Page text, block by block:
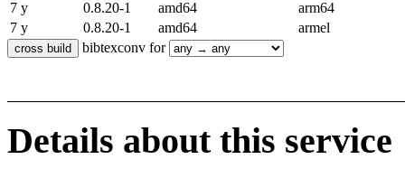
7 y
0.8.20-1 amd64
arm64
7 y
0.8.20-1 amd64
armel
bibtexconv for
Details about this service